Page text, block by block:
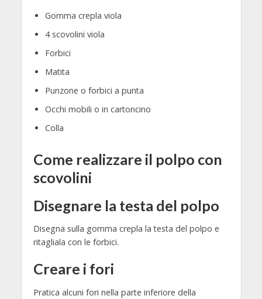
Gomma crepla viola
4 scovolini viola
Forbici
Matita
Punzone o forbici a punta
Occhi mobili o in cartoncino
Colla
Come realizzare il polpo con
scovolini
Disegnare la testa del polpo
Disegna sulla gomma crepla la testa del polpo e
ritagliala con le forbici.
Creare i fori
Pratica alcuni fori nella parte inferiore della